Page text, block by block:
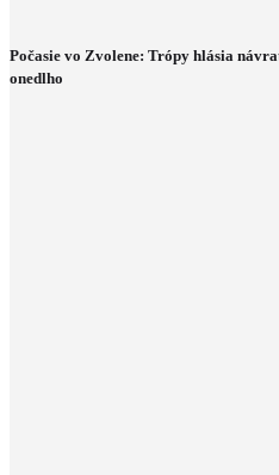
Počasie vo Zvolene: Trópy hlásia
onedlho